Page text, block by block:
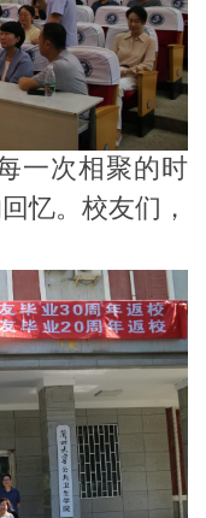
一次相聚的时
忆。校友们，